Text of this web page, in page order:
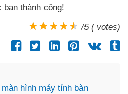
bạn thành công!
/5 ( votes)
hình máy tính bàn